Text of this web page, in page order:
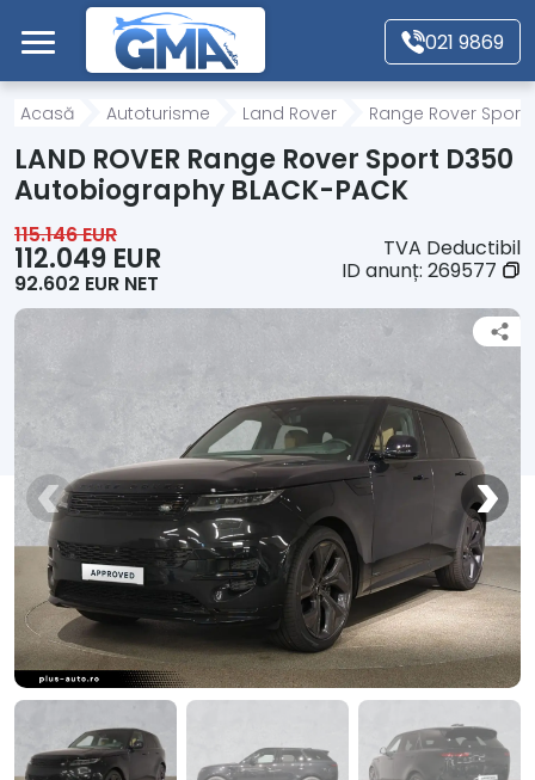
Mergi direct la conținutul principal
021 9869
Acasă
Autoturisme
Motociclete
Autoutilitare
Alte tipuri vehicule
Despre Noi
Contact
Acasă Autoturisme Land Rover Range Rover Sport
LAND ROVER Range Rover Sport D350
Autobiography BLACK-PACK
115.146 EUR
112.049 EUR
92.602 EUR NET
TVA Deductibil
ID anunț: 269577